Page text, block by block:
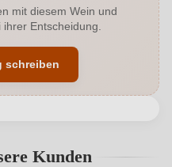
Enthält Sulfite
Alto Adige DOC
mit diesem Wein und
Entscheidung.
schreiben
Bitte loggen Sie sich
Kunden